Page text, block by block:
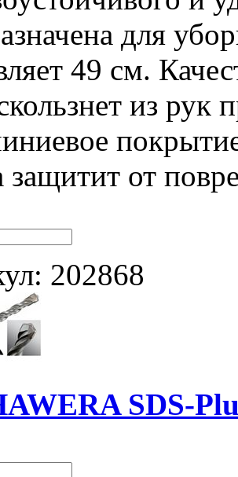
для
49 см.
из рук
защитит от
202868
SDS-